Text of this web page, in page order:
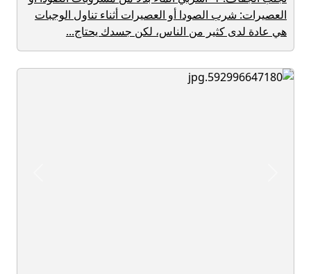
العصيرات: شرب الصودا أو العصيرات أثناء تناول الوجبات
هي عادة لدى كثير من الناس، لكن جسدك يحتاج...